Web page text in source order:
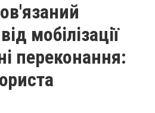
мобілізації
переконання: